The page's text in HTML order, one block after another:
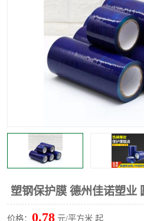
塑钢保护膜 德州佳诺塑业
价格： 0.78 元/平方米 起
明蓝保护膜
印字保护膜
不锈钢板保护膜